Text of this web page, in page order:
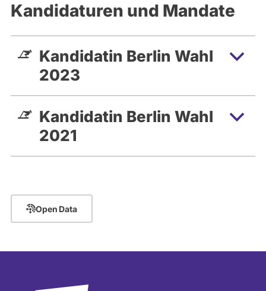
Kandidaturen und Mandate
Kandidatin Berlin Wahl
2023
Kandidatin Berlin Wahl
2021
Open Data